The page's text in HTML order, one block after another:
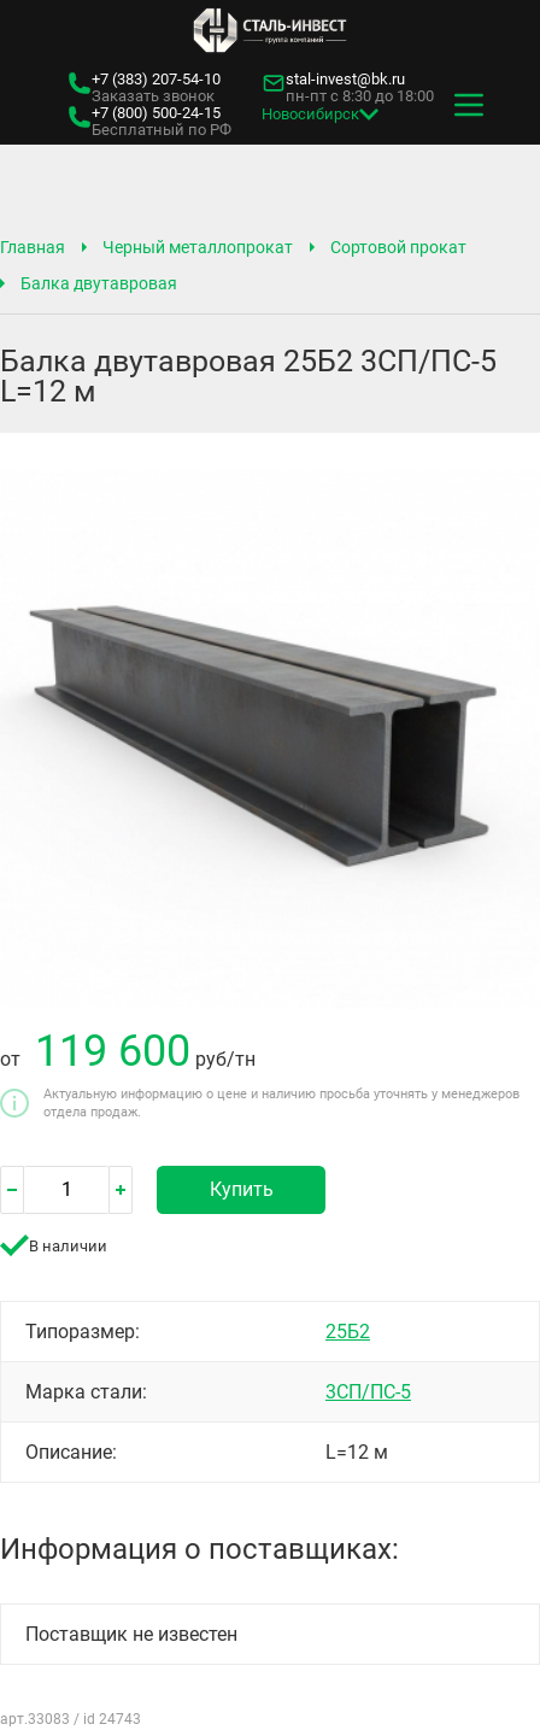
+7 (383) 207-54-10
Заказать звонок
+7 (800) 500-24-15
Бесплатный по РФ
stal-invest@bk.ru
пн-пт с 8:30 до 18:00
Новосибирск
Главная Черный металлопрокат
Сортовой прокат
Балка двутавровая
Балка двутавровая 25Б2 3СП/ПС-5
L=12 м
от 119 600 руб/тн
Актуальную информацию о цене и наличию просьба уточнять у менеджеров
отдела продаж.
Купить
В наличии
Типоразмер: 25Б2
Марка стали: 3СП/ПС-5
Описание: L=12 м
Информация о поставщиках:
Поставщик не известен
арт.33083 / id 24743